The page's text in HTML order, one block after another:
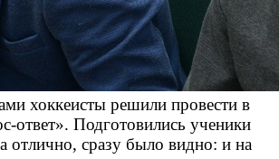
хоккеисты решили провести в
ответ». Подготовились ученики
отлично, сразу было видно: и на